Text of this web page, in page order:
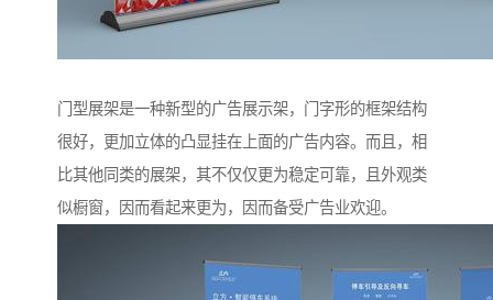
门型展架是一种新型的广告展示架，门字形的框架结构
很好，更加立体的凸显挂在上面的广告内容。而且，相
比其他同类的展架，其不仅仅更为稳定可靠，且外观类
似橱窗，因而看起来更为，因而备受广告业欢迎。